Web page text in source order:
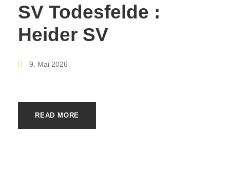
SV Todesfelde :
Heider SV
9. Mai 2026
READ MORE